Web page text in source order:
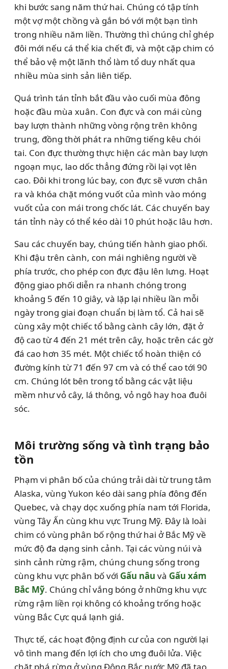
khi bước sang năm thứ hai. Chúng có tập tính
một vợ một chồng và gắn bó với một bạn tình
trong nhiều năm liền. Thường thì chúng chỉ ghép
đôi mới nếu cá thể kia chết đi, và một cặp chim có
thể bảo vệ một lãnh thổ làm tổ duy nhất qua
nhiều mùa sinh sản liên tiếp.
Quá trình tán tỉnh bắt đầu vào cuối mùa đông
hoặc đầu mùa xuân. Con đực và con mái cùng
bay lượn thành những vòng rộng trên không
trung, đồng thời phát ra những tiếng kêu chói
tai. Con đực thường thực hiện các màn bay lượn
ngoạn mục, lao dốc thẳng đứng rồi lại vọt lên
cao. Đôi khi trong lúc bay, con đực sẽ vươn chân
ra và khóa chặt móng vuốt của mình vào móng
vuốt của con mái trong chốc lát. Các chuyến bay
tán tỉnh này có thể kéo dài 10 phút hoặc lâu hơn.
Sau các chuyến bay, chúng tiến hành giao phối.
Khi đậu trên cành, con mái nghiêng người về
phía trước, cho phép con đực đậu lên lưng. Hoạt
động giao phối diễn ra nhanh chóng trong
khoảng 5 đến 10 giây, và lặp lại nhiều lần mỗi
ngày trong giai đoạn chuẩn bị làm tổ. Cả hai sẽ
cùng xây một chiếc tổ bằng cành cây lớn, đặt ở
độ cao từ 4 đến 21 mét trên cây, hoặc trên các gờ
đá cao hơn 35 mét. Một chiếc tổ hoàn thiện có
đường kính từ 71 đến 97 cm và có thể cao tới 90
cm. Chúng lót bên trong tổ bằng các vật liệu
mềm như vỏ cây, lá thông, vỏ ngô hay hoa đuôi
sóc.
Môi trường sống và tình trạng bảo
tồn
Phạm vi phân bố của chúng trải dài từ trung tâm
Alaska, vùng Yukon kéo dài sang phía đông đến
Quebec, và chạy dọc xuống phía nam tới Florida,
vùng Tây Ấn cùng khu vực Trung Mỹ. Đây là loài
chim có vùng phân bố rộng thứ hai ở Bắc Mỹ về
mức độ đa dạng sinh cảnh. Tại các vùng núi và
sinh cảnh rừng rậm, chúng chung sống trong
cùng khu vực phân bố với Gấu nâu và Gấu xám
Bắc Mỹ. Chúng chỉ vắng bóng ở những khu vực
rừng rậm liền rọi không có khoảng trống hoặc
vùng Bắc Cực quá lạnh giá.
Thực tế, các hoạt động định cư của con người lại
vô tình mang đến lợi ích cho ưng đuôi lửa. Việc
chặt phá rừng ở vùng Đông Bắc nước Mỹ đã tạo